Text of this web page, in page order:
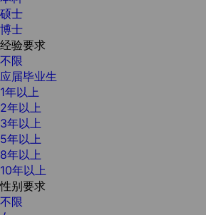
硕士
博士
经验要求
不限
应届毕业生
1年以上
2年以上
3年以上
5年以上
8年以上
10年以上
性别要求
不限